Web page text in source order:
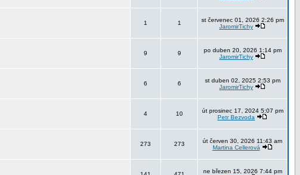
1 1
st červenec 01, 2026 2:26 pm
JaromirTichy
9 9
po duben 20, 2026 1:14 pm
JaromirTichy
6 6
st duben 02, 2025 2:53 pm
JaromirTichy
4 10
út prosinec 17, 2024 5:07 pm
Petr Bezvoda
273 273
út červen 30, 2026 11:43 am
Martina Cellerová
ne březen 15, 2026 7:44 pm